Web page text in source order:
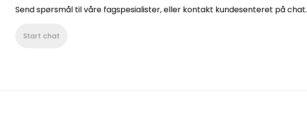
Send spørsmål til våre fagspesialister, eller kontakt kundesenteret på chat.
Start chat